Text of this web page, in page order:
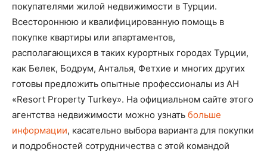
покупателями жилой недвижимости в Турции.
Всестороннюю и квалифицированную помощь в
покупке квартиры или апартаментов,
располагающихся в таких курортных городах Турции,
как Белек, Бодрум, Анталья, Фетхие и многих других
готовы предложить опытные профессионалы из АН
«Resort Property Turkey». На официальном сайте этого
агентства недвижимости можно узнать больше
информации, касательно выбора варианта для покупки
и подробностей сотрудничества с этой командой